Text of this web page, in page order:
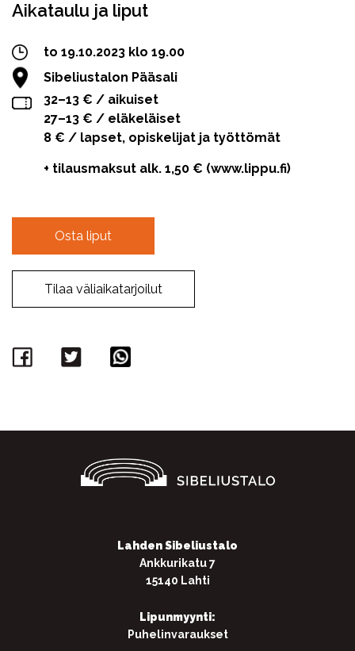
Aikataulu ja liput
to 19.10.2023 klo 19.00
Sibeliustalon Pääsali
32–13 € / aikuiset
27–13 € / eläkeläiset
8 € / lapset, opiskelijat ja työttömät
+ tilausmaksut alk. 1,50 € (www.lippu.fi)
Osta liput
Tilaa väliaikatarjoilut
Facebook
Twitter
Lahden Sibeliustalo
Ankkurikatu 7
15140 Lahti
Lipunmyynti:
Puhelinvaraukset